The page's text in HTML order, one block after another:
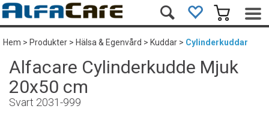
Hem>Produkter>Hälsa & Egenvård>Kuddar>Cylinderkuddar
Alfacare Cylinderkudde Mjuk
20x50 cm
Svart 2031-999